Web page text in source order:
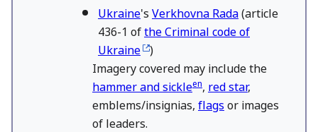
Ukraine'sVerkhovna Rada(article
436-1 ofthe Criminal code of
Ukraine )
Imagery covered may include the
hammer and sickleen red star,
emblems/insignias, flagsor images
of leaders.